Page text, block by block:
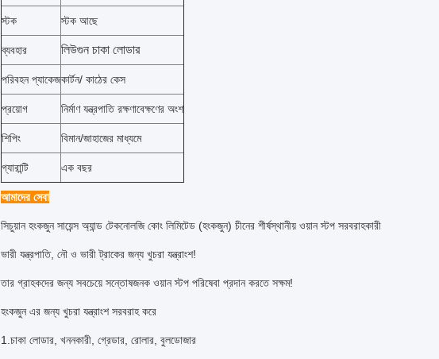
স্টক স্টক আছে
ব্যবহার লিউগুন চাকা লোডার
পরিবহন প্যাকেজকার্টন/ কাঠের কেস
প্রয়োগ নির্মাণ যন্ত্রপাতি রক্ষণাবেক্ষণের অংশ
শিপিং বিমান/জাহাজের মাধ্যমে
গ্যারান্টি এক বছর
আমাদের সেবা
সিচুয়ান হংকজুন সায়েন্স অ্যান্ড টেকনোলজি কোং লিমিটেড (হংকজুন) চীনের শীর্ষস্থানীয় ওয়ান স্টপ সরবরাহকারী
ভারী যন্ত্রপাতি, নৌ ও ভারী ট্রাকের জন্য খুচরা যন্ত্রাংশ!
তার গ্রাহকদের জন্য সবচেয়ে সন্তোষজনক ওয়ান স্টপ পরিষেবা প্রদান করতে সক্ষম!
হংকজুন এর জন্য খুচরা যন্ত্রাংশ সরবরাহ করে
1.চাকা লোডার, খননকারী, গ্রেডার, রোলার, বুলডোজার